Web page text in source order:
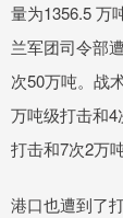
量为1356.5 万
兰军团司令部
次50万吨。战
万吨级打击和
打击和7次2万
港口也遭到了